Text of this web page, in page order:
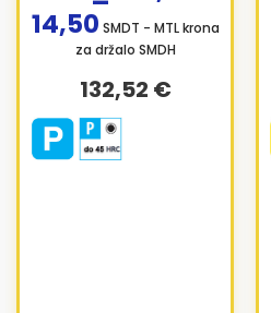
14,50 SMDT - MTL krona
za držalo SMDH
132,52 €